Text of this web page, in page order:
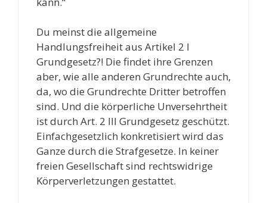
Du meinst die allgemeine
Handlungsfreiheit aus Artikel 2 I
Grundgesetz?! Die findet ihre Grenzen
aber, wie alle anderen Grundrechte auch,
da, wo die Grundrechte Dritter betroffen
sind. Und die körperliche Unversehrtheit
ist durch Art. 2 III Grundgesetz geschützt.
Einfachgesetzlich konkretisiert wird das
Ganze durch die Strafgesetze. In keiner
freien Gesellschaft sind rechtswidrige
Körperverletzungen gestattet.